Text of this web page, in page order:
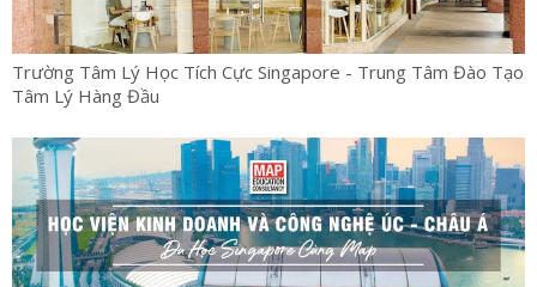
Trường Tâm Lý Học Tích Cực Singapore - Trung Tâm Đào Tạo
Tâm Lý Hàng Đầu